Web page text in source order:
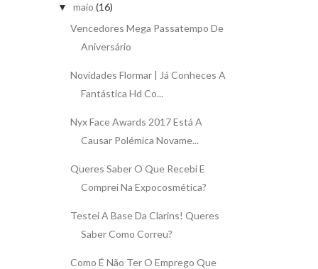
▼ maio (16)
Vencedores Mega Passatempo De
Aniversário
Novidades Flormar | Já Conheces A
Fantástica Hd Co...
Nyx Face Awards 2017 Está A
Causar Polémica Novame...
Queres Saber O Que Recebi E
Comprei Na Expocosmética?
Testei A Base Da Clarins! Queres
Saber Como Correu?
Como É Não Ter O Emprego Que